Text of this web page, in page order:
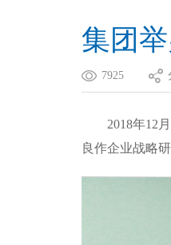
集团
7925
2018年12
良作企业战略